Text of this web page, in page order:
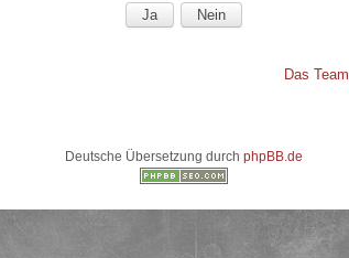
Das Team
Deutsche Übersetzung durch phpBB.de